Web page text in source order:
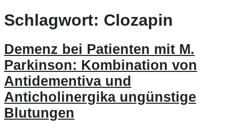
Schlagwort: Clozapin
Demenz bei Patienten mit M.
Parkinson: Kombination von
Antidementiva und
Anticholinergika ungünstige
Blutungen